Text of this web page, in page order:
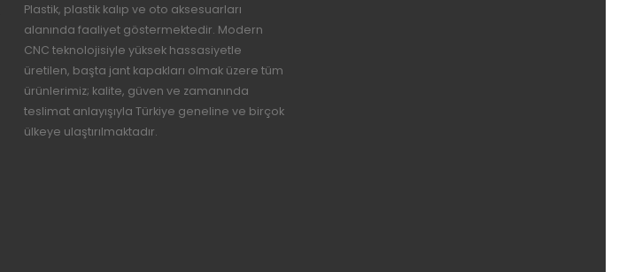
Plastik, plastik kalıp ve oto aksesuarları
alanında faaliyet göstermektedir. Modern
CNC teknolojisiyle yüksek hassasiyetle
üretilen, başta jant kapakları olmak üzere tüm
ürünlerimiz; kalite, güven ve zamanında
teslimat anlayışıyla Türkiye geneline ve birçok
ülkeye ulaştırılmaktadır.